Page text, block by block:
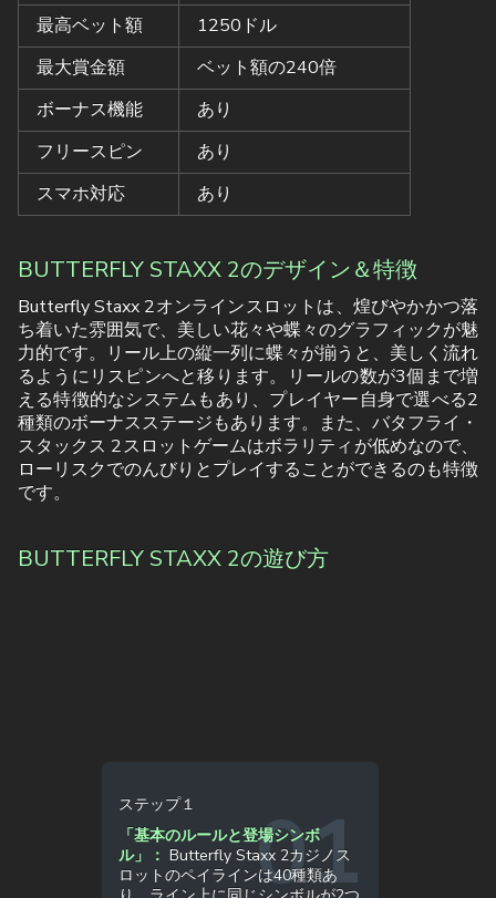
最高ベット額
1250ドル
最大賞金額
ベット額の240倍
ボーナス機能
あり
フリースピン
あり
スマホ対応
あり
BUTTERFLY STAXX 2のデザイン＆特徴
Butterfly Staxx 2オンラインスロットは、煌びやかかつ落
ち着いた雰囲気で、美しい花々や蝶々のグラフィックが魅
力的です。リール上の縦一列に蝶々が揃うと、美しく流れ
るようにリスピンへと移ります。リールの数が3個まで増
える特徴的なシステムもあり、プレイヤー自身で選べる2
種類のボーナスステージもあります。また、バタフライ・
スタックス 2スロットゲームはボラリティが低めなので、
ローリスクでのんびりとプレイすることができるのも特徴
です。
BUTTERFLY STAXX 2の遊び方
ステップ１
「基本のルールと登場シンボ
ル」： Butterfly Staxx 2カジノス
ロットのペイラインは40種類あ